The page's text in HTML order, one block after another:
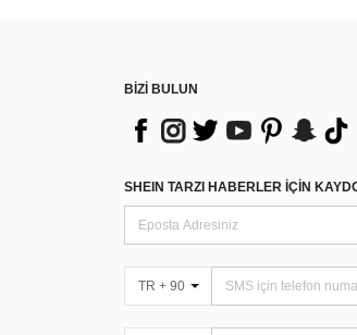
BİZİ BULUN
SHEIN TARZI HABERLER IÇIN
TR + 90